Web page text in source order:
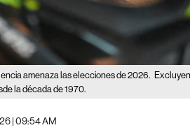
amenaza las elecciones de 2026.
la década de 1970.
| 09:54 AM